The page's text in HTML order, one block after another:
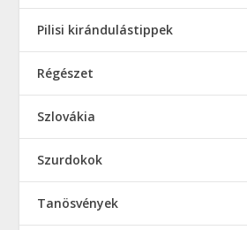
Pilisi kirándulástippek
Régészet
Szlovákia
Szurdokok
Tanösvények